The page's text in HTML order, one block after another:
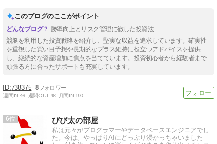
このブログのここがポイント
勝率向上とリスク管理に徹した投資法
競艇を利用した投資戦略を紹介し、堅実な収益を追求しています。確実性
を重視した買い目予想や長期的なプラス維持に役立つアドバイスを提供
し、継続的な資産増加に焦点を当てています。投資初心者から経験者まで
頑張る方に合ったサポートも充実しています。
738375 8
週間IN:46 週間OUT:48 月間IN:190
6 びび太の部屋
私は元々がプログラマーやデータベースエンジニアでし
た。今は、やっぱりAIにどっぷり浸かっちゃいました